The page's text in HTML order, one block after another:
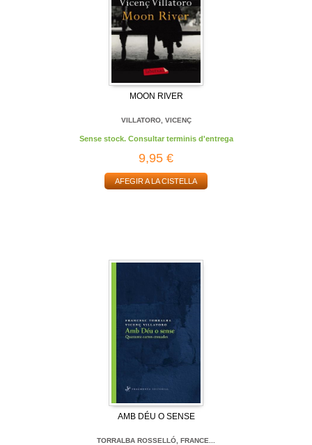
MOON RIVER
VILLATORO, VICENÇ
Sense stock. Consultar terminis d'entrega
9,95 €
AFEGIR A LA CISTELLA
AMB DÉU O SENSE
TORRALBA ROSSELLÓ, FRANCE...